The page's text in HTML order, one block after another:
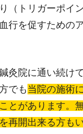
（トリガーポイ
行を促すための
灸院に通い続け
でも当院の施術
とがあります。
再開出来る方も